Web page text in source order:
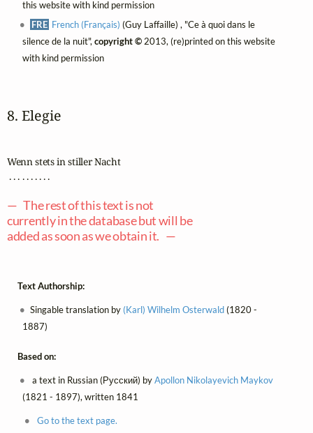
this website with kind permission
FRE French (Français) (Guy Laffaille) , "Ce à quoi dans le
silence de la nuit",copyright ©2013, (re)printed on this website
with kind permission
8. Elegie
Wenn stets in stiller Nacht
. . . . . . . . . .
— The rest of this text is not
currently in the database but will be
added as soon as we obtain it. —
Text Authorship:
Singable translation by (Karl) Wilhelm Osterwald(1820 -
1887)
Based on:
a text in Russian (Русский) byApollon Nikolayevich Maykov
(1821 - 1897), written 1841
Go to the text page.